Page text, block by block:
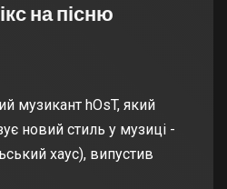
на пісню
музикант hOsT, який
новий стиль у музиці -
хаус), випустив